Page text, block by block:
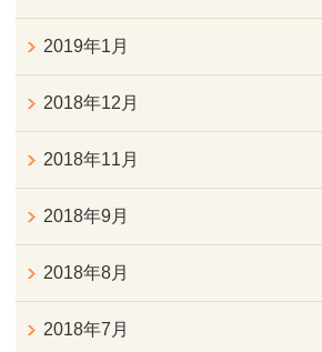
2019年1月
2018年12月
2018年11月
2018年9月
2018年8月
2018年7月